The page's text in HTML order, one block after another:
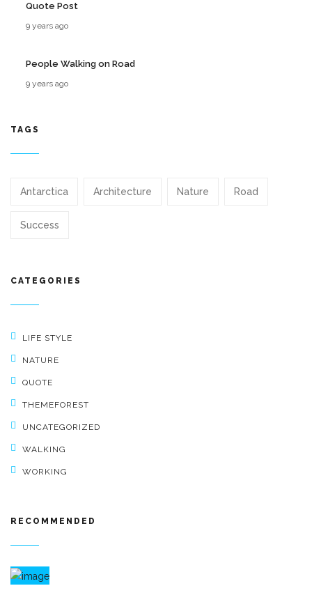
Quote Post
9 years ago
People Walking on Road
9 years ago
TAGS
Antarctica Architecture Nature Road
Success
CATEGORIES
LIFE STYLE
NATURE
QUOTE
THEMEFOREST
UNCATEGORIZED
WALKING
WORKING
RECOMMENDED